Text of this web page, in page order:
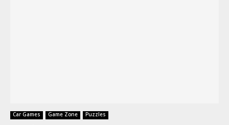
Car Games Game Zone Puzzles